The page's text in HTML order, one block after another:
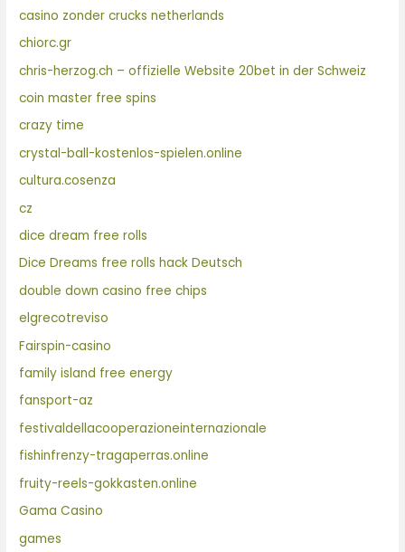
casino zonder crucks netherlands
chiorc.gr
chris-herzog.ch – offizielle Website 20bet in der Schweiz
coin master free spins
crazy time
crystal-ball-kostenlos-spielen.online
cultura.cosenza
cz
dice dream free rolls
Dice Dreams free rolls hack Deutsch
double down casino free chips
elgrecotreviso
Fairspin-casino
family island free energy
fansport-az
festivaldellacooperazioneinternazionale
fishinfrenzy-tragaperras.online
fruity-reels-gokkasten.online
Gama Casino
games